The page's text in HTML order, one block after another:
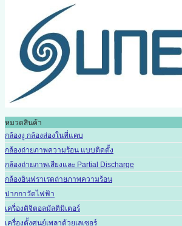
หมวดสินค้า
กล้องงู กล้องส่องในที่แคบ
กล้องถ่ายภาพความร้อน แบบติดตั้ง
กล้องถ่ายภาพเสียงและ Partial Discharge
กล้องอินฟราเรดถ่ายภาพความร้อน
ปากกาวัดไฟฟ้า
เครื่องดิจิตอลมัลติมิเตอร์
เครื่องตั้งศูนย์เพลาด้วยเลเซอร์